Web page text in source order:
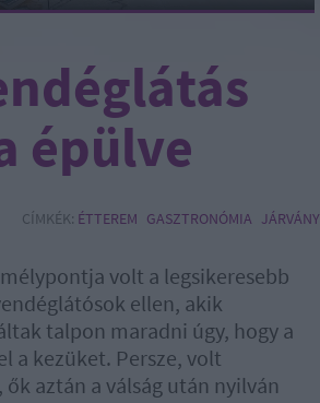
épülve
CÍMKÉK: ÉTTEREM GASZTRONÓMIA JÁRVÁNY
volt a legsikeresebb
ellen, akik
talpon maradni úgy, hogy a
a kezüket. Persze, volt
aztán a válság után nyilván